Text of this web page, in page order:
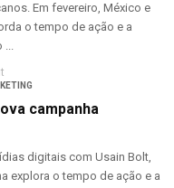
Em fevereiro, México e
o tempo de ação e a
...
campanha
digitais com Usain Bolt,
explora o tempo de ação e a